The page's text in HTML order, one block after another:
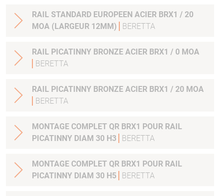
RAIL STANDARD EUROPEEN ACIER BRX1 / 20
MOA (LARGEUR 12MM)
BERETTA
RAIL PICATINNY BRONZE ACIER BRX1 / 0 MOA
BERETTA
RAIL PICATINNY BRONZE ACIER BRX1 / 20 MOA
BERETTA
MONTAGE COMPLET QR BRX1 POUR RAIL
PICATINNY DIAM 30 H3
BERETTA
MONTAGE COMPLET QR BRX1 POUR RAIL
PICATINNY DIAM 30 H5
BERETTA